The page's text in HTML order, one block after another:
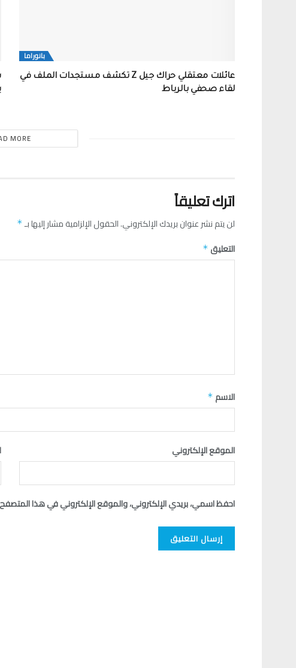
بانوراما
عائلات معتقلي حراك جيل Z تكشف مستجدات الملف في
لقاء صحفي بالرباط
MORE
اترك تعليقاً
لن يتم نشر عنوان بريدك الإلكتروني.الحقول الإلزامية مشار إليها بـ*
التعليق *
الاسم *
الموقع الإلكتروني
احفظ اسمي، بريدي الإلكتروني، والموقع الإلكتروني في هذا